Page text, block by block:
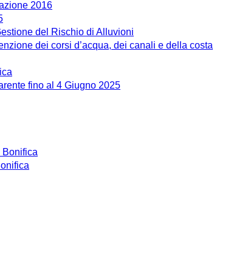
2016
del Rischio di Alluvioni
dei corsi d’acqua, dei canali e della costa
fino al 4 Giugno 2025
Bonifica